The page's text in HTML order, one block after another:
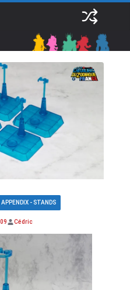
- STANDS
Cédric